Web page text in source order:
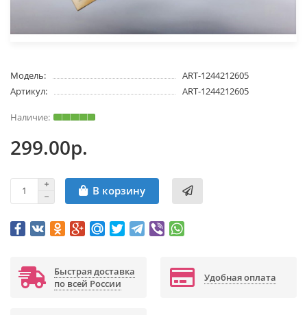
Модель:
ART-1244212605
Артикул:
ART-1244212605
299.00р.
В корзину
Быстрая доставка
по всей России
Удобная оплата